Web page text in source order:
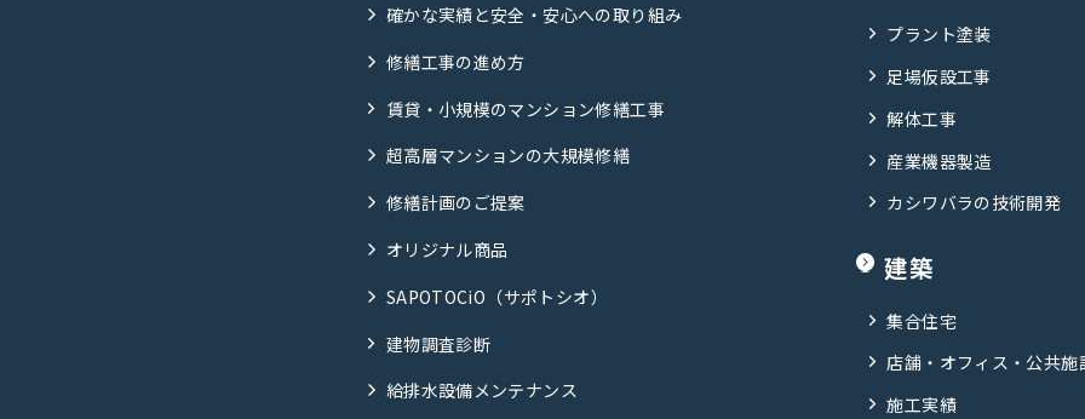
確かな実績と安全・安心への取り組み
修繕工事の進め方
賃貸・小規模のマンション修繕工事
超高層マンションの大規模修繕
修繕計画のご提案
オリジナル商品
SAPOTOCiO（サポトシオ）
建物調査診断
給排水設備メンテナンス
プラント塗装
足場仮設工事
解体工事
産業機器製造
カシワバラの技術開発
建築
集合住宅
店舗・オフィス・公共施
施工実績